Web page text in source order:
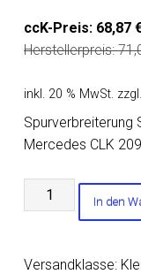
ccK-Preis: 68,87
Herstellerpreis:
inkl. 20 % MwSt.
Spurverbreiterung
Mercedes CLK 209
Spurverbreiterung
Set
In den
Versandklasse: